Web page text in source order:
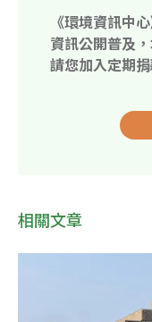
《環境資訊中
資訊公開普及
請您加入定期
相關文章